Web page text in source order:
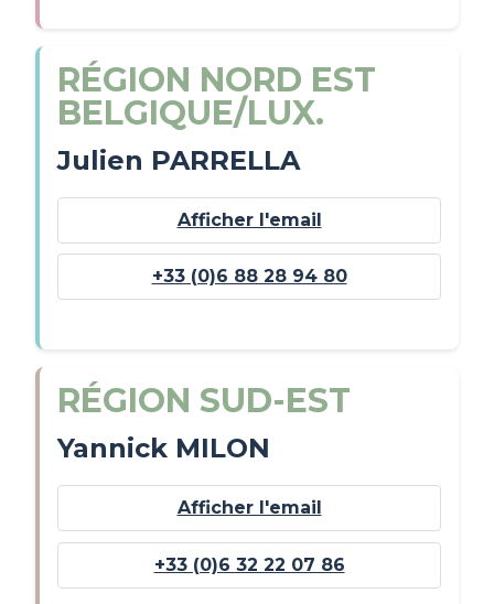
RÉGION NORD EST
BELGIQUE/LUX.
Julien PARRELLA
Afficher l'email
+33 (0)6 88 28 94 80
RÉGION SUD-EST
Yannick MILON
Afficher l'email
+33 (0)6 32 22 07 86